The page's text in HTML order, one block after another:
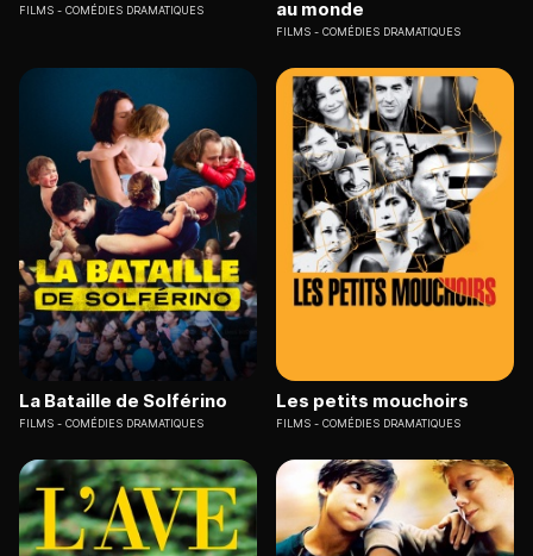
FILMS COMÉDIES DRAMATIQUES
au monde
FILMS COMÉDIES DRAMATIQUES
La Bataille de Solférino
FILMS COMÉDIES DRAMATIQUES
Les petits mouchoirs
FILMS COMÉDIES DRAMATIQUES